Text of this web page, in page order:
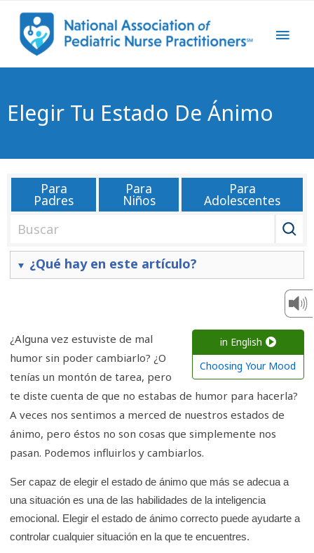
Elegir Tu Estado De Ánimo
Para
Padres
Para
Niños
Para
Adolescentes
c
e
n
l
a
b
i
b
i
o
t
e
¿Qué hay en este artículo?
in English
Choosing Your Mood
¿Alguna vez estuviste de mal
humor sin poder cambiarlo? ¿O
tenías un montón de tarea, pero
te diste cuenta de que no estabas de humor para hacerla?
A veces nos sentimos a merced de nuestros estados de
ánimo, pero éstos no son cosas que simplemente nos
pasan. Podemos influirlos y cambiarlos.
Ser capaz de elegir el estado de ánimo que más se adecua a
una situación es una de las habilidades de la inteligencia
emocional. Elegir el estado de ánimo correcto puede ayudarte a
controlar cualquier situación en la que te encuentres.